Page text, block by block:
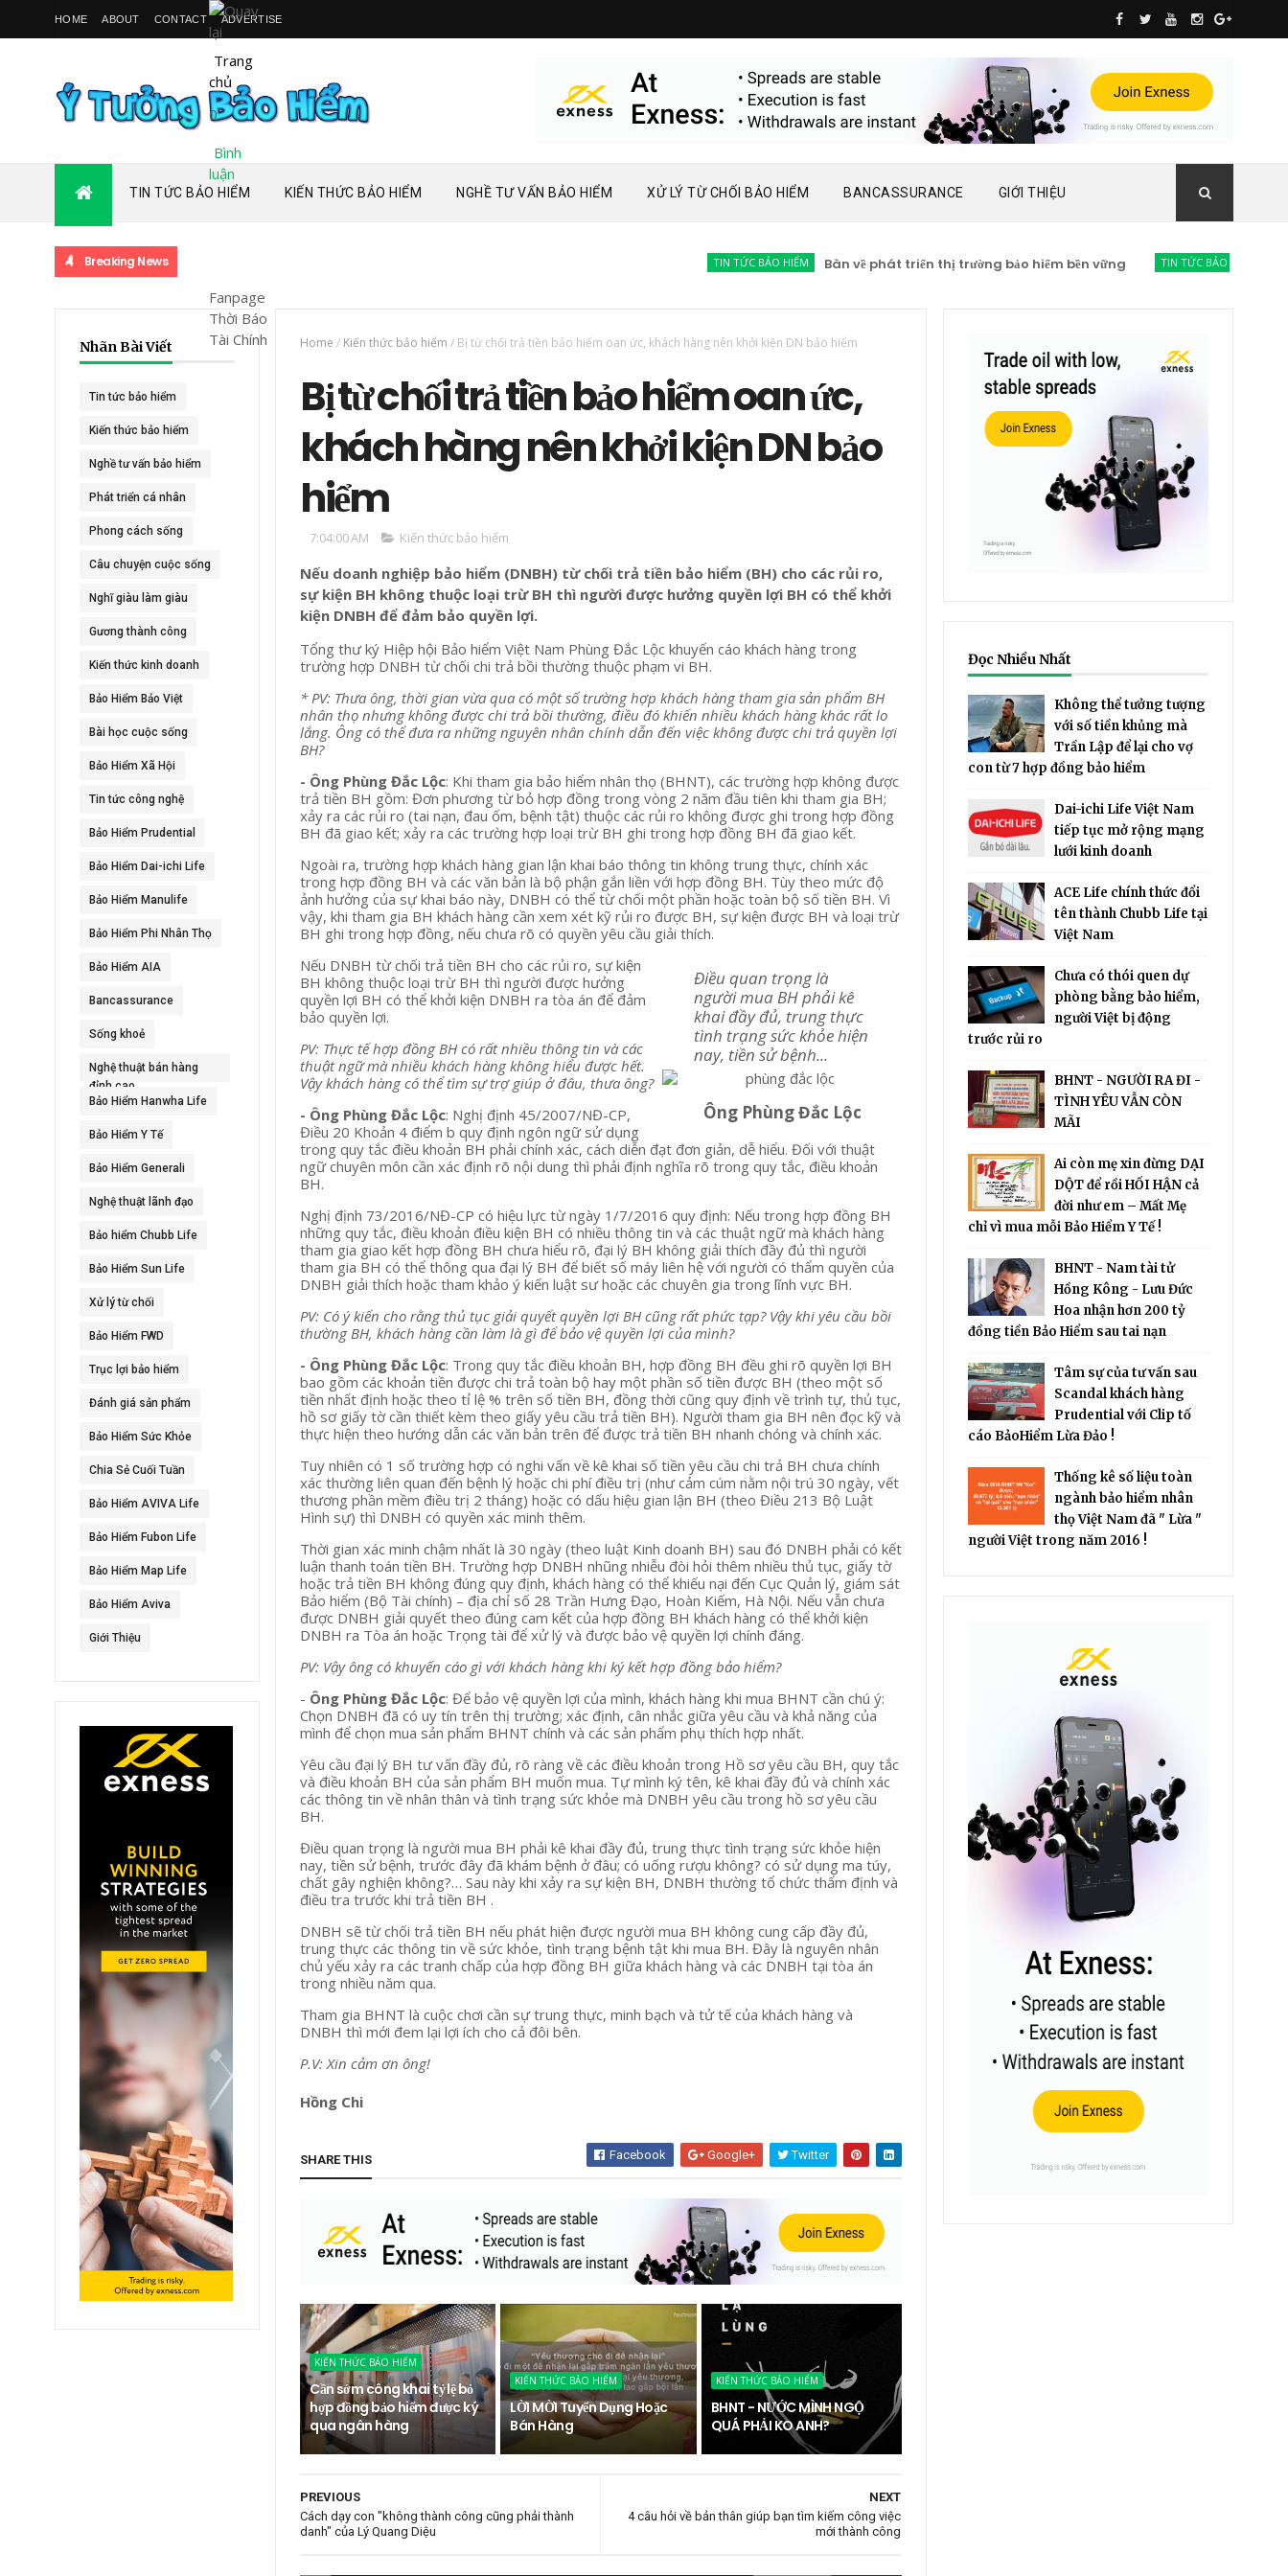
HOME ABOUT CONTACT ADVERTISE
TIN TỨC BẢO HIỂM KIẾN THỨC BẢO HIỂM NGHỀ TƯ VẤN BẢO HIỂM XỬ LÝ TỪ CHỐI BẢO HIỂM BANCASSURANCE GIỚI THIỆU
Breaking News TIN TỨC BẢO HIỂM Bàn về phát triển thị trường bảo hiểm bền vững TIN TỨC BẢO HIỂM
Nhãn Bài Viết
Tin tức bảo hiểm
Kiến thức bảo hiểm
Nghề tư vấn bảo hiểm
Phát triển cá nhân
Phong cách sống
Câu chuyện cuộc sống
Nghĩ giàu làm giàu
Gương thành công
Kiến thức kinh doanh
Bảo Hiểm Bảo Việt
Bài học cuộc sống
Bảo Hiểm Xã Hội
Tin tức công nghệ
Bảo Hiểm Prudential
Bảo Hiểm Dai-ichi Life
Bảo Hiểm Manulife
Bảo Hiểm Phi Nhân Thọ
Bảo Hiểm AIA
Bancassurance
Sống khoẻ
Nghệ thuật bán hàng
đỉnh cao
Bảo Hiểm Hanwha Life
Bảo Hiểm Y Tế
Bảo Hiểm Generali
Nghệ thuật lãnh đạo
Bảo hiểm Chubb Life
Bảo Hiểm Sun Life
Xử lý từ chối
Bảo Hiểm FWD
Trục lợi bảo hiểm
Đánh giá sản phẩm
Bảo Hiểm Sức Khỏe
Chia Sẻ Cuối Tuần
Bảo Hiểm AVIVA Life
Bảo Hiểm Fubon Life
Bảo Hiểm Map Life
Bảo Hiểm Aviva
Giới Thiệu
Home / Kiến thức bảo hiểm / Bị từ chối trả tiền bảo hiểm oan ức, khách hàng nên khởi kiện DN bảo hiểm
Bị từ chối trả tiền bảo hiểm oan ức,
khách hàng nên khởi kiện DN bảo
hiểm
7:04:00 AM Kiến thức bảo hiểm
Nếu doanh nghiệp bảo hiểm (DNBH) từ chối trả tiền bảo hiểm (BH) cho các rủi ro,
sự kiện BH không thuộc loại trừ BH thì người được hưởng quyền lợi BH có thể khởi
kiện DNBH để đảm bảo quyền lợi.
Trang
chủ
0
Bình
luận
Fanpage
Thời Báo
Tài Chính
Tổng thư ký Hiệp hội Bảo hiểm Việt Nam Phùng Đắc Lộc khuyến cáo khách hàng trong
trường hợp DNBH từ chối chi trả bồi thường thuộc phạm vi BH.
* PV: Thưa ông, thời gian vừa qua có một số trường hợp khách hàng tham gia sản phẩm BH
nhân thọ nhưng không được chi trả bồi thường, điều đó khiến nhiều khách hàng khác rất lo
lắng. Ông có thể đưa ra những nguyên nhân chính dẫn đến việc không được chi trả quyền lợi
BH?
- Ông Phùng Đắc Lộc: Khi tham gia bảo hiểm nhân thọ (BHNT), các trường hợp không được
trả tiền BH gồm: Đơn phương từ bỏ hợp đồng trong vòng 2 năm đầu tiên khi tham gia BH;
xảy ra các rủi ro (tai nạn, đau ốm, bệnh tật) thuộc các rủi ro không được ghi trong hợp đồng
BH đã giao kết; xảy ra các trường hợp loại trừ BH ghi trong hợp đồng BH đã giao kết.
Ngoài ra, trường hợp khách hàng gian lận khai báo thông tin không trung thực, chính xác
trong hợp đồng BH và các văn bản là bộ phận gắn liền với hợp đồng BH. Tùy theo mức độ
ảnh hưởng của sự khai báo này, DNBH có thể từ chối một phần hoặc toàn bộ số tiền BH. Vì
vậy, khi tham gia BH khách hàng cần xem xét kỹ rủi ro được BH, sự kiện được BH và loại trừ
BH ghi trong hợp đồng, nếu chưa rõ có quyền yêu cầu giải thích.
Điều quan trọng là
người mua BH phải kê
khai đầy đủ, trung thực
tình trạng sức khỏe hiện
nay, tiền sử bệnh...
Ông Phùng Đắc Lộc
Nếu DNBH từ chối trả tiền BH cho các rủi ro, sự kiện
BH không thuộc loại trừ BH thì người được hưởng
quyền lợi BH có thể khởi kiện DNBH ra tòa án để đảm
bảo quyền lợi.
PV: Thực tế hợp đồng BH có rất nhiều thông tin và các
thuật ngữ mà nhiều khách hàng không hiểu được hết.
Vậy khách hàng có thể tìm sự trợ giúp ở đâu, thưa ông?
- Ông Phùng Đắc Lộc: Nghị định 45/2007/NĐ-CP,
Điều 20 Khoản 4 điểm b quy định ngôn ngữ sử dụng
trong quy tắc điều khoản BH phải chính xác, cách diễn đạt đơn giản, dễ hiểu. Đối với thuật
ngữ chuyên môn cần xác định rõ nội dung thì phải định nghĩa rõ trong quy tắc, điều khoản
BH.
Nghị định 73/2016/NĐ-CP có hiệu lực từ ngày 1/7/2016 quy định: Nếu trong hợp đồng BH
những quy tắc, điều khoản điều kiện BH có nhiều thông tin và các thuật ngữ mà khách hàng
tham gia giao kết hợp đồng BH chưa hiểu rõ, đại lý BH không giải thích đầy đủ thì người
tham gia BH có thể thông qua đại lý BH để biết số máy liên hệ với người có thẩm quyền của
DNBH giải thích hoặc tham khảo ý kiến luật sư hoặc các chuyên gia trong lĩnh vực BH.
PV: Có ý kiến cho rằng thủ tục giải quyết quyền lợi BH cũng rất phức tạp? Vậy khi yêu cầu bồi
thường BH, khách hàng cần làm là gì để bảo vệ quyền lợi của mình?
- Ông Phùng Đắc Lộc: Trong quy tắc điều khoản BH, hợp đồng BH đều ghi rõ quyền lợi BH
bao gồm các khoản tiền được chi trả toàn bộ hay một phần số tiền được BH (theo một số
tiền nhất định hoặc theo tỉ lệ % trên số tiền BH, đồng thời cũng quy định về trình tự, thủ tục,
hồ sơ giấy tờ cần thiết kèm theo giấy yêu cầu trả tiền BH). Người tham gia BH nên đọc kỹ và
thực hiện theo hướng dẫn các văn bản trên để được trả tiền BH nhanh chóng và chính xác.
Tuy nhiên có 1 số trường hợp có nghi vấn về kê khai số tiền yêu cầu chi trả BH chưa chính
xác thường liên quan đến bệnh lý hoặc chi phí điều trị (như cảm cúm nằm nội trú 30 ngày, vết
thương phần mềm điều trị 2 tháng) hoặc có dấu hiệu gian lận BH (theo Điều 213 Bộ Luật
Hình sự) thì DNBH có quyền xác minh thêm.
Thời gian xác minh chậm nhất là 30 ngày (theo luật Kinh doanh BH) sau đó DNBH phải có kết
luận thanh toán tiền BH. Trường hợp DNBH nhũng nhiễu đòi hỏi thêm nhiều thủ tục, giấy tờ
hoặc trả tiền BH không đúng quy định, khách hàng có thể khiếu nại đến Cục Quản lý, giám sát
Bảo hiểm (Bộ Tài chính) – địa chỉ số 28 Trần Hưng Đạo, Hoàn Kiếm, Hà Nội. Nếu vẫn chưa
được DNBH giải quyết theo đúng cam kết của hợp đồng BH khách hàng có thể khởi kiện
DNBH ra Tòa án hoặc Trọng tài để xử lý và được bảo vệ quyền lợi chính đáng.
PV: Vậy ông có khuyến cáo gì với khách hàng khi ký kết hợp đồng bảo hiểm?
- Ông Phùng Đắc Lộc: Để bảo vệ quyền lợi của mình, khách hàng khi mua BHNT cần chú ý:
Chọn DNBH đã có uy tín trên thị trường; xác định, cân nhắc giữa yêu cầu và khả năng của
mình để chọn mua sản phẩm BHNT chính và các sản phẩm phụ thích hợp nhất.
Yêu cầu đại lý BH tư vấn đầy đủ, rõ ràng về các điều khoản trong Hồ sơ yêu cầu BH, quy tắc
và điều khoản BH của sản phẩm BH muốn mua. Tự mình ký tên, kê khai đầy đủ và chính xác
các thông tin về nhân thân và tình trạng sức khỏe mà DNBH yêu cầu trong hồ sơ yêu cầu
BH.
Điều quan trọng là người mua BH phải kê khai đầy đủ, trung thực tình trạng sức khỏe hiện
nay, tiền sử bệnh, trước đây đã khám bệnh ở đâu; có uống rượu không? có sử dụng ma túy,
chất gây nghiện không?… Sau này khi xảy ra sự kiện BH, DNBH thường tổ chức thẩm định và
điều tra trước khi trả tiền BH .
DNBH sẽ từ chối trả tiền BH nếu phát hiện được người mua BH không cung cấp đầy đủ,
trung thực các thông tin về sức khỏe, tình trạng bệnh tật khi mua BH. Đây là nguyên nhân
chủ yếu xảy ra các tranh chấp của hợp đồng BH giữa khách hàng và các DNBH tại tòa án
trong nhiều năm qua.
Tham gia BHNT là cuộc chơi cần sự trung thực, minh bạch và tử tế của khách hàng và
DNBH thì mới đem lại lợi ích cho cả đôi bên.
P.V: Xin cảm ơn ông!
Hồng Chi
SHARE THIS Facebook Google+ Twitter
KIẾN THỨC BẢO HIỂM
Cần sớm công khai tỷ lệ bỏ
hợp đồng bảo hiểm được ký
qua ngân hàng
KIẾN THỨC BẢO HIỂM
LỜI MỜI Tuyển Dụng Hoặc
Bán Hàng
KIẾN THỨC BẢO HIỂM
BHNT - NƯỚC MÌNH NGỘ
QUÁ PHẢI KO ANH?
NEXT
4 câu hỏi về bản thân giúp bạn tìm kiếm công việc
mới thành công
PREVIOUS
Cách dạy con "không thành công cũng phải thành
danh" của Lý Quang Diệu
Đọc Nhiều Nhất
Không thể tưởng tượng
với số tiền khủng mà
Trần Lập để lại cho vợ
con từ 7 hợp đồng bảo hiểm
Dai-ichi Life Việt Nam
tiếp tục mở rộng mạng
lưới kinh doanh
ACE Life chính thức đổi
tên thành Chubb Life tại
Việt Nam
Chưa có thói quen dự
phòng bằng bảo hiểm,
người Việt bị động
trước rủi ro
BHNT - NGƯỜI RA ĐI -
TÌNH YÊU VẪN CÒN
MÃI
Ai còn mẹ xin đừng DẠI
DỘT để rồi HỐI HẬN cả
đời như em – Mất Mẹ
chỉ vì mua mỗi Bảo Hiểm Y Tế !
BHNT - Nam tài tử
Hồng Kông - Lưu Đức
Hoa nhận hơn 200 tỷ
đồng tiền Bảo Hiểm sau tai nạn
Tâm sự của tư vấn sau
Scandal khách hàng
Prudential với Clip tố
cáo BảoHiểm Lừa Đảo !
Thống kê số liệu toàn
ngành bảo hiểm nhân
thọ Việt Nam đã " Lừa "
người Việt trong năm 2016 !